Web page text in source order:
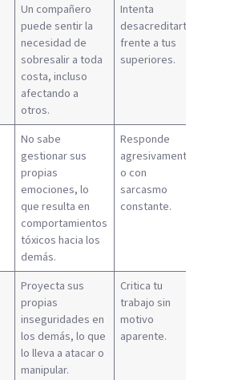
Un compañero
puede sentir la
necesidad de
sobresalir a toda
costa, incluso
afectando a
otros.
Intenta
desacreditarte
frente a tus
superiores.
No sabe
gestionar sus
propias
emociones, lo
que resulta en
comportamientos
tóxicos hacia los
demás.
Responde
agresivamente
o con
sarcasmo
constante.
Proyecta sus
propias
inseguridades en
los demás, lo que
lo lleva a atacar o
manipular.
Critica tu
trabajo sin
motivo
aparente.